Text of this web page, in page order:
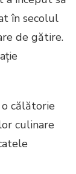
în secolul
de gătire.
călătorie
culinare